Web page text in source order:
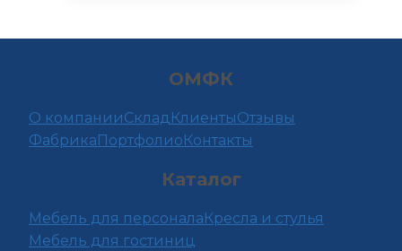
вариаций.
выбрать
ОМФК
О компанииСкладКлиентыОтзывы
ФабрикаПортфолиоКонтакты
Каталог
Мебель для персоналаКресла и стулья
Мебель для гостиниц